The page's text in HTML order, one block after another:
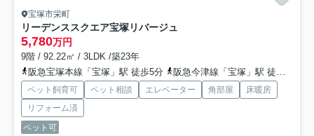
宝塚市栄町
リーデンススクエア宝塚リバージュ
5,780万円
9階 / 92.22㎡ / 3LDK /築23年
阪急宝塚本線「宝塚」駅 徒歩5分
阪急今津線「宝塚」駅 徒歩5分
ペット飼育可 ペット相談 エレベーター 角部屋
床暖房
リフォーム済
ペット可